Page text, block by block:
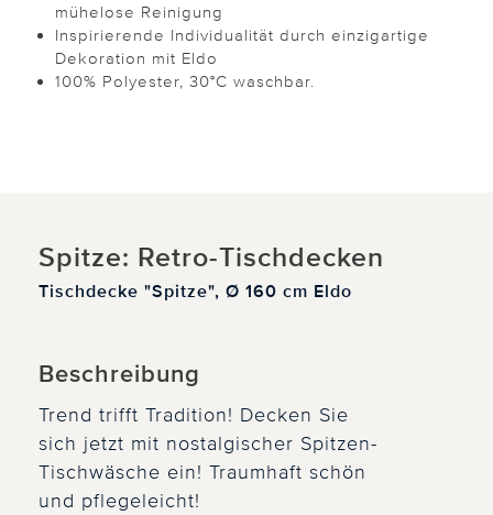
mühelose Reinigung
Inspirierende Individualität durch einzigartige
Dekoration mit Eldo
100% Polyester, 30°C waschbar.
Spitze: Retro-Tischdecken
Tischdecke "Spitze", Ø 160 cm Eldo
Beschreibung
Trend trifft Tradition! Decken Sie
sich jetzt mit nostalgischer Spitzen-
Tischwäsche ein! Traumhaft schön
und pflegeleicht!